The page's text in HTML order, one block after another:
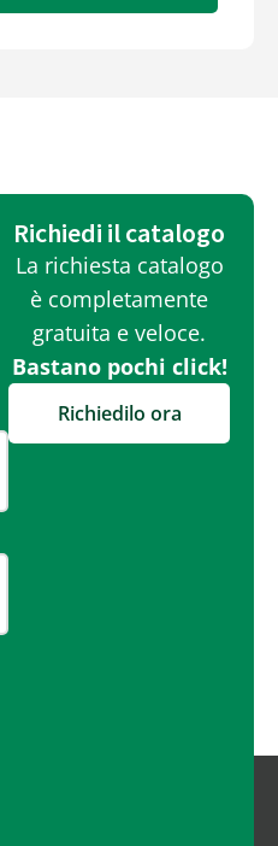
Richiedi il catalogo
La richiesta catalogo
è completamente
gratuita e veloce.
Bastano pochi click!
Richiedilo ora